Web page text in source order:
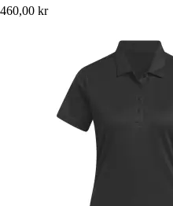
460,00 kr